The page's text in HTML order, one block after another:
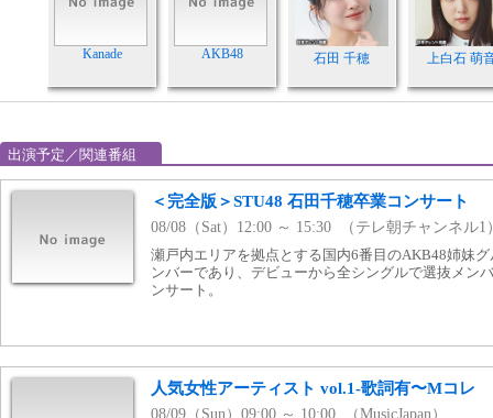
Kanade AKB48 石田 千穂 上白石 萌
出演予定／関連番組
＜完全版＞STU48 石田千穂卒業コンサート
08/08（Sat）12:00 ～ 15:30 （テレ朝チャンネル1
瀬戸内エリアを拠点とする国内6番目のAKB48姉妹
ンバーであり、デビューから全シングルで選抜メン
ンサート。
人気女性アーティスト vol.1-歌詞有〜Mコレ
08/09（Sun）09:00 ～ 10:00 （MusicJapan）